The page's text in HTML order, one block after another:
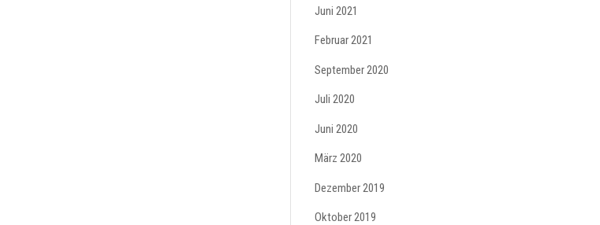
Juni 2021
Februar 2021
September 2020
Juli 2020
Juni 2020
März 2020
Dezember 2019
Oktober 2019